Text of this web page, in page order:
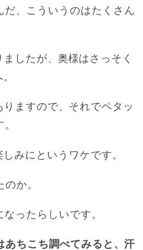
だ、こういうのはたくさん
したが、奥様はさっそく
りますので、それでペタッ
みにというワケです。
か。
ったらしいです。
あちこち調べてみると、汗